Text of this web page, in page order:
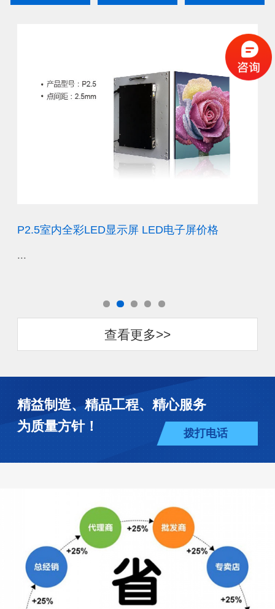
P2.5室内全彩LED显示屏 LED电子屏价格
...
查看更多>>
精益制造、精品工程、精心服务
为质量方针！
拨打电话